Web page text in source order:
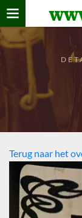
Home
verzamelen
De bierkaart
Bezoekers
Terug naar het